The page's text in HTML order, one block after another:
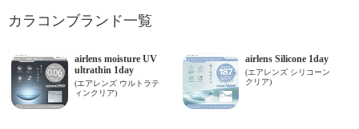
カラコンブランド一覧